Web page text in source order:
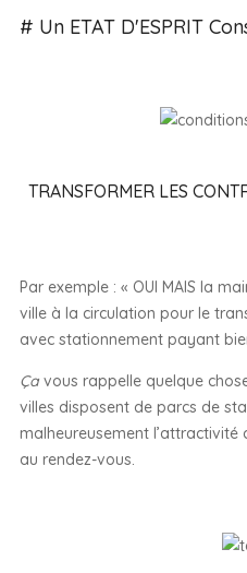
# Un ETAT D'ESPRIT
TRANSFORMER LES
Par exemple : « OUI MAIS la
ville à la circulation pour le
avec stationnement payant
Çavous rappelle quelque
villes disposent de parcs de
malheureusement l’attractivité
au rendez-vous.